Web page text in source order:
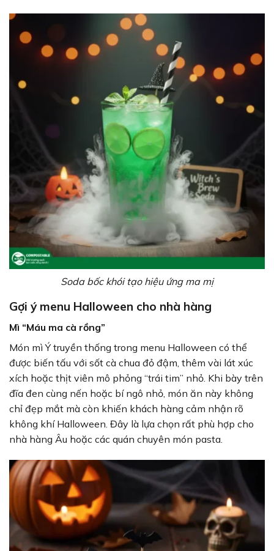
Soda bốc khói tạo hiệu ứng ma mị
Gợi ý menu Halloween cho nhà hàng
Mì “Máu ma cà rồng”
Món mì Ý truyền thống trong menu Halloween có thể
được biến tấu với sốt cà chua đỏ đậm, thêm vài lát xúc
xích hoặc thịt viên mô phỏng “trái tim” nhỏ. Khi bày trên
đĩa đen cùng nến hoặc bí ngô nhỏ, món ăn này không
chỉ đẹp mắt mà còn khiến khách hàng cảm nhận rõ
không khí Halloween. Đây là lựa chọn rất phù hợp cho
nhà hàng Âu hoặc các quán chuyên món pasta.